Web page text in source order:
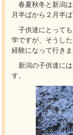
春夏秋冬と新潟
月半ばから２月半
子供達にとって
学ですが、そうし
経験になって行きま
新潟の子供達に
す。